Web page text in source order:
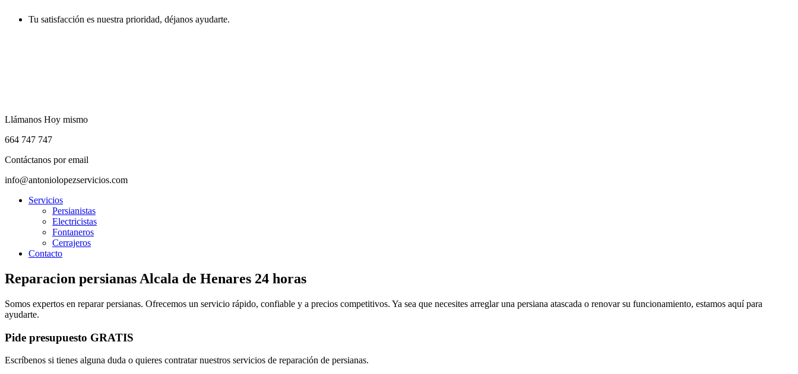
Tu satisfacción es nuestra prioridad, déjanos ayudarte.
Llámanos Hoy mismo
664 747 747
Contáctanos por email
info@antoniolopezservicios.com
Menú
Servicios
Persianistas
Electricistas
Fontaneros
Cerrajeros
Contacto
Reparacion persianas Alcala de Henares 24 horas
Somos expertos en reparar persianas. Ofrecemos un servicio rápido, confiable y a precios competitivos. Ya sea que necesites arreglar una persiana atascada o renovar su funcionamiento, estamos aquí para
ayudarte.
Pide presupuesto GRATIS
Escríbenos si tienes alguna duda o quieres contratar nuestros servicios de reparación de persianas.